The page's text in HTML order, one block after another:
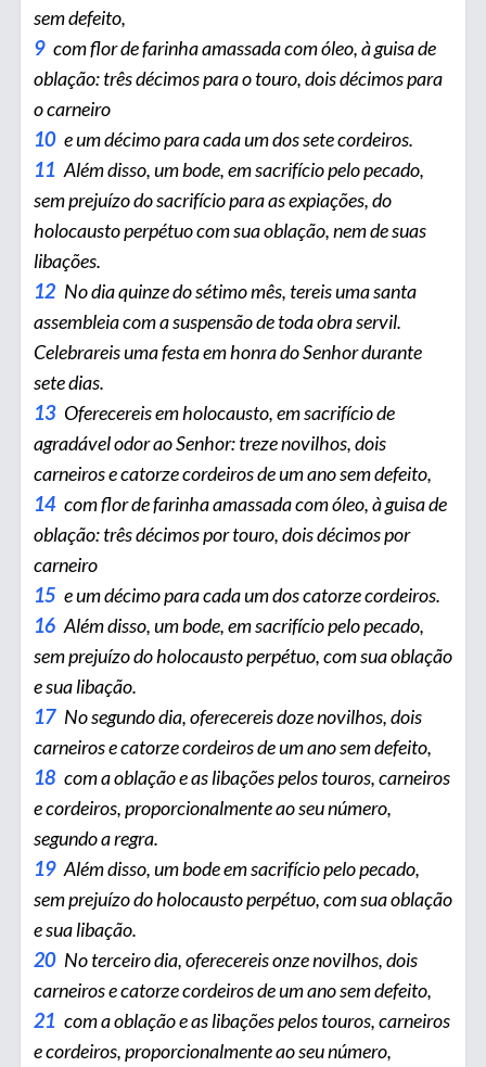
sem defeito,
9 com flor de farinha amassada com óleo, à guisa de
oblação: três décimos para o touro, dois décimos para
o carneiro
10 e um décimo para cada um dos sete cordeiros.
11 Além disso, um bode, em sacrifício pelo pecado,
sem prejuízo do sacrifício para as expiações, do
holocausto perpétuo com sua oblação, nem de suas
libações.
12 No dia quinze do sétimo mês, tereis uma santa
assembleia com a suspensão de toda obra servil.
Celebrareis uma festa em honra do Senhor durante
sete dias.
13 Oferecereis em holocausto, em sacrifício de
agradável odor ao Senhor: treze novilhos, dois
carneiros e catorze cordeiros de um ano sem defeito,
14 com flor de farinha amassada com óleo, à guisa de
oblação: três décimos por touro, dois décimos por
carneiro
15 e um décimo para cada um dos catorze cordeiros.
16 Além disso, um bode, em sacrifício pelo pecado,
sem prejuízo do holocausto perpétuo, com sua oblação
e sua libação.
17 No segundo dia, oferecereis doze novilhos, dois
carneiros e catorze cordeiros de um ano sem defeito,
18 com a oblação e as libações pelos touros, carneiros
e cordeiros, proporcionalmente ao seu número,
segundo a regra.
19 Além disso, um bode em sacrifício pelo pecado,
sem prejuízo do holocausto perpétuo, com sua oblação
e sua libação.
20 No terceiro dia, oferecereis onze novilhos, dois
carneiros e catorze cordeiros de um ano sem defeito,
21 com a oblação e as liba­ções pelos touros, carneiros
e cordeiros, proporcionalmente ao seu número,